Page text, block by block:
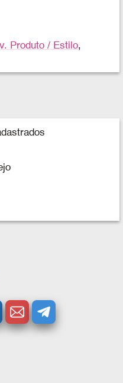
Produto / Estilo,